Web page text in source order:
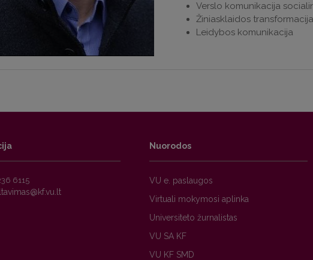
Verslo komunikacija
Žiniasklaidos transformacija
Leidybos komunikacija
6115
Nuorodos
VU e. paslaugos
Virtuali mokymosi aplinka
Universiteto žurnalistas
VU SA KF
VU KF SMD